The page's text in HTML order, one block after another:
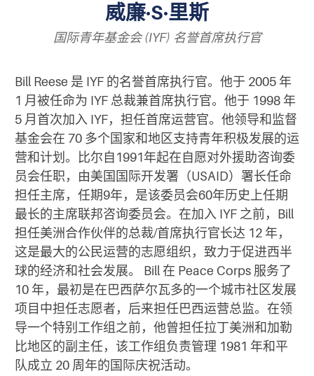
威廉·S·里斯
国际青年基金会 (IYF) 名誉首席执行官
Bill Reese 是 IYF 的名誉首席执行官。他于 2005 年
1 月被任命为 IYF 总裁兼首席执行官。他于 1998 年
5 月首次加入 IYF，担任首席运营官。他领导和监督
基金会在 70 多个国家和地区支持青年积极发展的运
营和计划。比尔自1991年起在自愿对外援助咨询委
员会任职，由美国国际开发署（USAID）署长任命
担任主席，任期9年，是该委员会60年历史上任期
最长的主席联邦咨询委员会。在加入 IYF 之前，Bill
担任美洲合作伙伴的总裁/首席执行官长达 12 年，
这是最大的公民运营的志愿组织，致力于促进西半
球的经济和社会发展。 Bill 在 Peace Corps 服务了
10 年，最初是在巴西萨尔瓦多的一个城市社区发展
项目中担任志愿者，后来担任巴西运营总监。在领
导一个特别工作组之前，他曾担任拉丁美洲和加勒
比地区的副主任，该工作组负责管理 1981 年和平
队成立 20 周年的国际庆祝活动。